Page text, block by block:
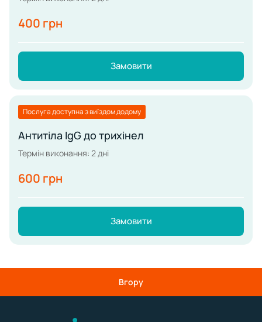
400 грн
Замовити
Послуга доступна з виїздом додому
Антитіла IgG до трихінел
Термін виконання: 2 дні
600 грн
Замовити
Вгору